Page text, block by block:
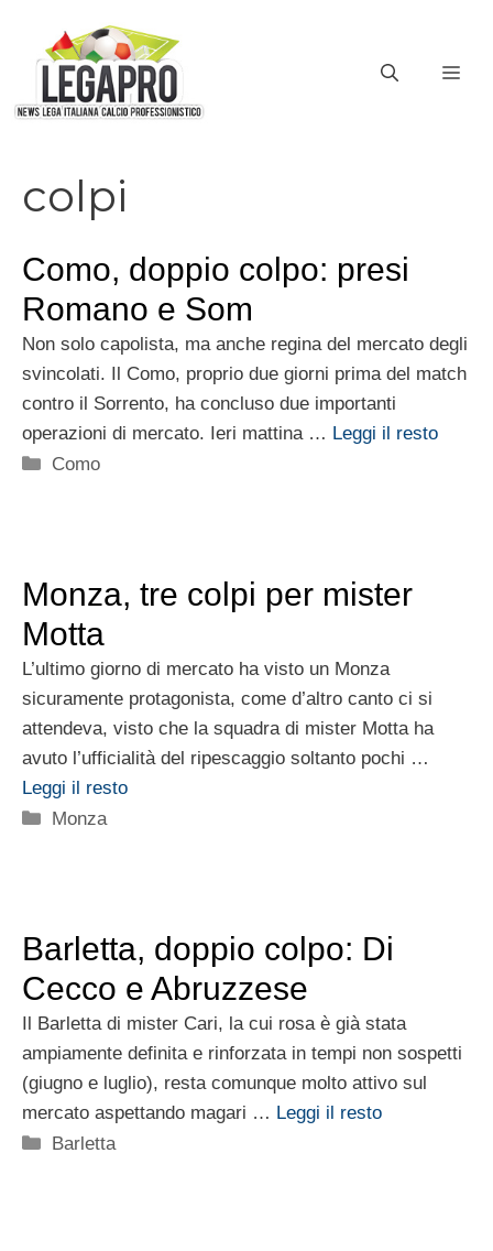
contenuto
colpi
Como, doppio colpo: presi
Romano e Som
Non solo capolista, ma anche regina del mercato degli
svincolati. Il Como, proprio due giorni prima del match
contro il Sorrento, ha concluso due importanti
operazioni di mercato. Ieri mattina … Leggi il resto
Categorie
Como
Monza, tre colpi per mister
Motta
L’ultimo giorno di mercato ha visto un Monza
sicuramente protagonista, come d’altro canto ci si
attendeva, visto che la squadra di mister Motta ha
avuto l’ufficialità del ripescaggio soltanto pochi …
Leggi il resto
Categorie
Monza
Barletta, doppio colpo: Di
Cecco e Abruzzese
Il Barletta di mister Cari, la cui rosa è già stata
ampiamente definita e rinforzata in tempi non sospetti
(giugno e luglio), resta comunque molto attivo sul
mercato aspettando magari … Leggi il resto
Categorie
Barletta